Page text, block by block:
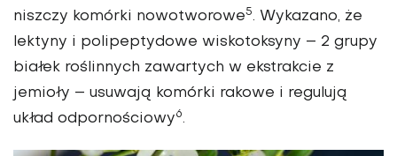
niszczy komórki nowotworowe5. Wykazano, że
lektyny i polipeptydowe wiskotoksyny – 2 grupy
białek roślinnych zawartych w ekstrakcie z
jemioły – usuwają komórki rakowe i regulują
układ odpornościowy6.